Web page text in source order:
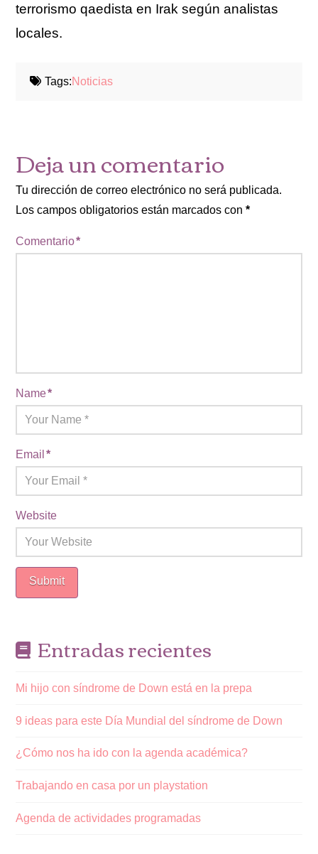
terrorismo qaedista en Irak según analistas
locales.
Tags:Noticias
Deja un comentario
Tu dirección de correo electrónico no será publicada.
Los campos obligatorios están marcados con*
Comentario*
Name*
Email*
Website
Entradas recientes
Mi hijo con síndrome de Down está en la prepa
9 ideas para este Día Mundial del síndrome de Down
¿Cómo nos ha ido con la agenda académica?
Trabajando en casa por un playstation
Agenda de actividades programadas